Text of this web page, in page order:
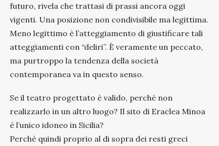
futuro, rivela che trattasi di prassi ancora oggi
vigenti. Una posizione non condivisibile ma legittima.
Meno legittimo è l’atteggiamento di giustificare tali
atteggiamenti con “deliri”. È veramente un peccato,
ma purtroppo la tendenza della società
contemporanea va in questo senso.
Se il teatro progettato è valido, perché non
realizzarlo in un altro luogo? Il sito di Eraclea Minoa
è l’unico idoneo in Sicilia?
Perché quindi proprio al di sopra dei resti greci